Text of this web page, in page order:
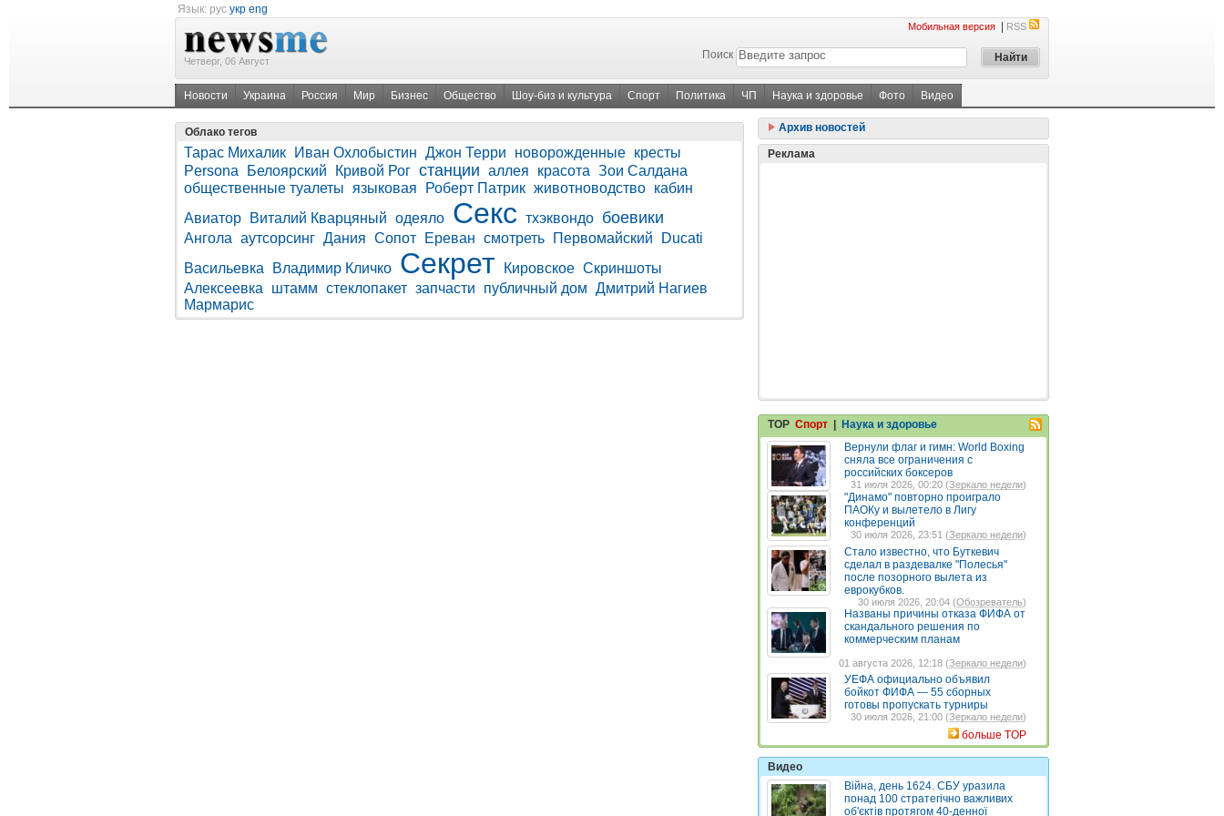
Язык: рус укр eng
Четверг, 06 Август
Мобильная версия RSS
Поиск
Новости Украина Россия Мир Бизнес Общество Шоу-биз и культура Спорт Политика ЧП Наука и здоровье Фото Видео
Облако тегов
Тарас Михалик Иван Охлобыстин Джон Терри новорожденные кресты
Persona
Белоярский Кривой Рог станции аллея красота Зои Салдана
общественные туалеты
языковая Роберт Патрик животноводство кабин
Авиатор
Виталий Кварцяный одеяло Секс тхэквондо боевики
Ангола аутсорсинг Дания Сопот Ереван смотреть Первомайский
Ducati
Васильевка
Владимир Кличко Секрет Кировское Скриншоты
Алексеевка
штамм стеклопакет запчасти публичный дом Дмитрий Нагиев
Мармарис
Архив новостей
Реклама
TOP Спорт
Наука и здоровье
Вернули флаг и гимн: World Boxing
сняла все ограничения с
российских боксеров
31 июля 2026, 00:20 (Зеркало недели)
"Динамо" повторно проиграло
ПАОКу и вылетело в Лигу
конференций
30 июля 2026, 23:51 (Зеркало недели)
Стало известно, что Буткевич
сделал в раздевалке "Полесья"
после позорного вылета из
еврокубков.
30 июля 2026, 20:04 (Обозреватель)
Названы причины отказа ФИФА от
скандального решения по
коммерческим планам
01 августа 2026, 12:18 (Зеркало недели)
УЕФА официально объявил
бойкот ФИФА — 55 сборных
готовы пропускать турниры
30 июля 2026, 21:00 (Зеркало недели)
больше TOP
Видео
Війна, день 1624. СБУ уразила
понад 100 стратегічно важливих
об'єктів протягом 40-денної